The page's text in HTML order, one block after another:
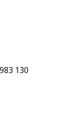
130